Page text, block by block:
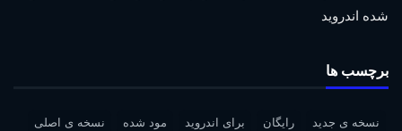
شده اندروید
برچسب ها
نسخه ی جدید رایگان برای اندروید مود شده نسخه ی اصلی